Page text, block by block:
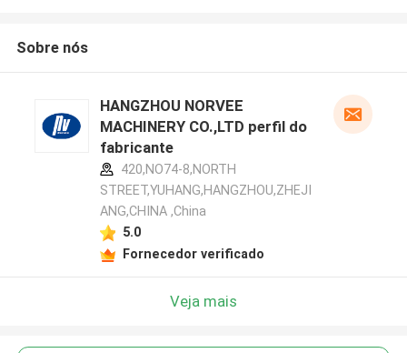
Sobre nós
HANGZHOU NORVEE
MACHINERY CO.,LTD perfil do
fabricante
420,NO74-8,NORTH
STREET,YUHANG,HANGZHOU,ZHEJI
ANG,CHINA ,China
5.0
Fornecedor verificado
Veja mais